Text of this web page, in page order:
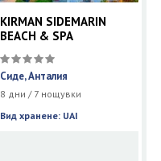
KIRMAN SIDEMARIN
BEACH & SPA
Сиде, Анталия
8 дни / 7 нощувки
Вид хранене: UAI